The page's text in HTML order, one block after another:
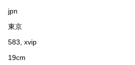
jpn
東京
583, xvip
19cm